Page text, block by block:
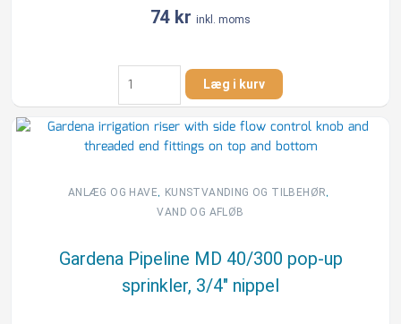
74 kr inkl. moms
Gardena
Pipeline
vinkel
25
mm
3/4"
Læg i kurv
ANLÆG OG HAVE, KUNSTVANDING OG TILBEHØR,
VAND OG AFLØB
Gardena Pipeline MD 40/300 pop-up
sprinkler, 3/4″ nippel